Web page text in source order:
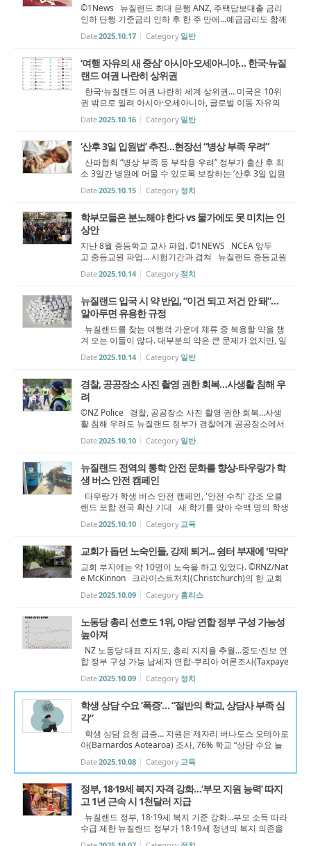
©1News 뉴질랜드 최대 은행 ANZ, 주택담보대출 금리
인하 단행 기준금리 인하 후 한 주 만에…예금금리도 함께
내려 뉴질랜드 최대 은행 ANZ이 중앙은행의 기준금리
인하 발표 이후 잇따라 금리를 내리며 시장에 즉각 반응했
Date2025.10.17 Category 일반
‘여행 자유의 새 중심’ 아시아·오세아니아… 한국·뉴질
랜드 여권 나란히 상위권
한국·뉴질랜드 여권 나란히 세계 상위권… 미국은 10위
권 밖으로 밀려 아시아·오세아니아, 글로벌 이동 자유의
새 중심으로 부상 2025년 ‘헨리 여권지수(Henley Passp
ort Index)’에서 한국과 뉴질랜드 여권이 나란히 세계 최
Date2025.10.16 Category 일반
‘산후 3일 입원법’ 추진…현장선 “병상 부족 우려”
산파협회 “병상 부족 등 부작용 우려” 정부가 출산 후 최
소 3일간 병원에 머물 수 있도록 보장하는 ‘산후 3일 입원
개정법안(Three-Day Postnatal Stay Amendment Bil
l)’을 국회에 상정했다. 법안은 기존 48시간 지원되던 산후
Date2025.10.15 Category 정치
학부모들은 분노해야 한다 vs 물가에도 못 미치는 인
상안
지난 8월 중등학교 교사 파업. ©1NEWS NCEA 앞두
고 중등교원 파업… 시험기간과 겹쳐 뉴질랜드 중등교원
노조(PPTA)가 오늘부터 순환 파업에 들어간다. 약 2만 1,0
00명의 교사가 학년별 수업 거부, 전국 총파업, 방과후·동
Date2025.10.14 Category 정치
뉴질랜드 입국 시 약 반입, “이건 되고 저건 안 돼”…
알아두면 유용한 규정
뉴질랜드를 찾는 여행객 가운데 체류 중 복용할 약을 챙
겨 오는 이들이 많다. 대부분의 약은 큰 문제가 없지만, 일
부 성분이 포함된 약품은 신고가 필요하다. 불필요한 불이
익을 피하려면 입국 전 기본 규정을 확인해 두는 것이 좋
Date2025.10.14 Category 일반
경찰, 공공장소 사진 촬영 권한 회복…사생활 침해 우
려
©NZ Police 경찰, 공공장소 사진 촬영 권한 회복…사생
활 침해 우려도 뉴질랜드 정부가 경찰에게 공공장소에서
의 정보 수집 권한을 되돌려주는 법 개정을 추진하면서 사
생활 침해 우려가 커지고 있다. 전문가들은 이번 조치가
Date2025.10.10 Category 일반
뉴질랜드 전역의 통학 안전 문화를 향상-타우랑가 학
생 버스 안전 캠페인
타우랑가 학생 버스 안전 캠페인, '안전 수칙' 강조 오클
랜드 포함 전국 확산 기대 새 학기를 맞아 수백 명의 학생
이 통학을 재개함에 따라, 타우랑가 시의회(Tauranga Cit
y Council)가 학생들이 안전하게 등하교할 수 있도록 새로
Date2025.10.10 Category 교육
교회가 돕던 노숙인들, 강제 퇴거... 쉼터 부재에 '막막'
교회 부지에는 약 10명이 노숙을 하고 있었다. ©RNZ/Nat
e McKinnon 크라이스트처치(Christchurch)의 한 교회
부지에 머물던 노숙인 공동체가 시의회(Christchurch Cit
y Council) 명령으로 인해 떠나야 하는 안타까운 상황이
Date2025.10.09 Category홈리스
노동당 총리 선호도 1위, 야당 연합 정부 구성 가능성
높아져
NZ 노동당 대표 지지도, 총리 지지율 추월…중도·진보 연
합 정부 구성 가능 납세자 연합-쿠리아 여론조사(Taxpaye
rs’ Union-Curia poll)에 따르면, 녹색당(Green Party)과
뉴질랜드 제일당(NZ First)의 지지 상승으로 야당인 중도·
진보 연합이 국회 과반에 ...
Date2025.10.09 Category 정치
학생 상담 수요 ‘폭증’… “절반의 학교, 상담사 부족 심
각”
학생 상담 요청 급증… 지원은 제자리 버나도스 오테아로
아(Barnardos Aotearoa) 조사, 76% 학교 “상담 수요 늘
었다” 뉴질랜드 아동복지기관 버나도스 오테아로아(Bar
nardos Aotearoa)가 실시한 '2025 학교 정신건강 실태조
Date2025.10.08 Category 교육
정부, 18·19세 복지 자격 강화…‘부모 지원 능력’ 따지
고 1년 근속 시 1천달러 지급
뉴질랜드 정부, 18·19세 복지 기준 강화…부모 소득 따라
수급 제한 뉴질랜드 정부가 18·19세 청년의 복지 의존을
줄이고 자립을 촉진하기 위해 부모의 지원 가능성을 따지